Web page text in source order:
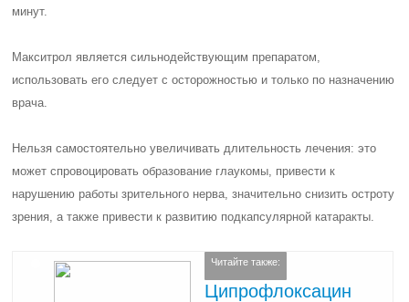
минут.
Макситрол является сильнодействующим препаратом,
использовать его следует с осторожностью и только по назначению
врача.
Нельзя самостоятельно увеличивать длительность лечения: это
может спровоцировать образование глаукомы, привести к
нарушению работы зрительного нерва, значительно снизить остроту
зрения, а также привести к развитию подкапсулярной катаракты.
Читайте также:
Ципрофлоксацин